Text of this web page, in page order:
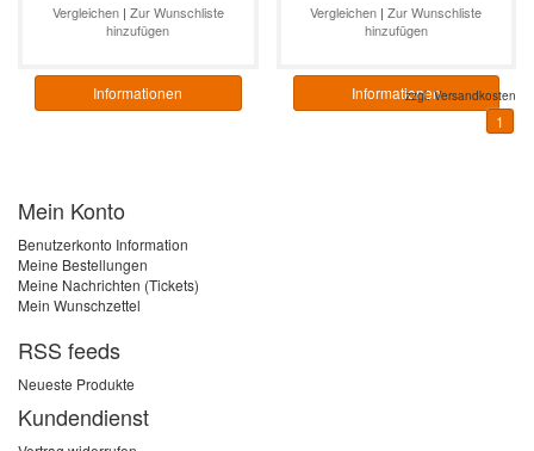
Vergleichen| Zur Wunschliste
hinzufügen
Informationen
Vergleichen |Zur Wunschliste
hinzufügen
Informationen
zzgl.Versandkosten
1
Mein Konto
Benutzerkonto Information
Meine Bestellungen
Meine Nachrichten (Tickets)
Mein Wunschzettel
RSS feeds
Neueste Produkte
Kundendienst